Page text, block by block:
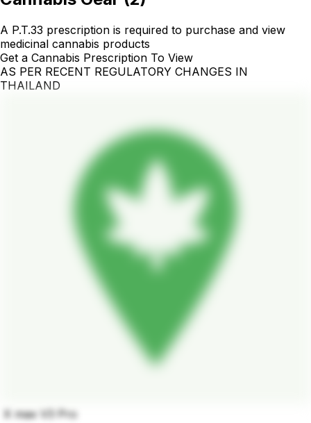
A P.T.33 prescription is required to purchase and view
medicinal cannabis products
Get a Cannabis Prescription To View
AS PER RECENT REGULATORY CHANGES IN
THAILAND
X max V3 Pro